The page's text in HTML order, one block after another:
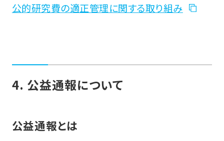
公的研究費の適正管理に関する取り組み
4. 公益通報について
公益通報とは